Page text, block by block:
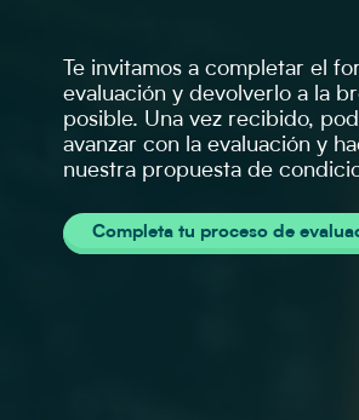
Te invitamos a completar el
evaluación y devolverlo a la
posible. Una vez recibido,
avanzar con la evaluación y
nuestra propuesta de
Completa tu proceso de